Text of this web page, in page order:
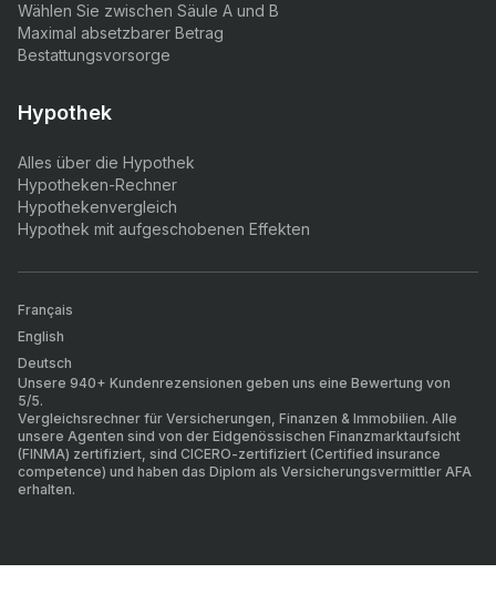
Wählen Sie zwischen Säule A und B
Maximal absetzbarer Betrag
Bestattungsvorsorge
Hypothek
Alles über die Hypothek
Hypotheken-Rechner
Hypothekenvergleich
Hypothek mit aufgeschobenen Effekten
Unsere 940+ Kundenrezensionen geben uns eine Bewertung von
5/5.
Vergleichsrechner für Versicherungen, Finanzen & Immobilien. Alle
unsere Agenten sind von der Eidgenössischen Finanzmarktaufsicht
(FINMA) zertifiziert, sind CICERO-zertifiziert (Certified insurance
competence) und haben das Diplom als Versicherungsvermittler AFA
erhalten.
Français
English
Deutsch